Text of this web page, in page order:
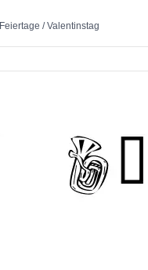
Feiertage /Valentinstag